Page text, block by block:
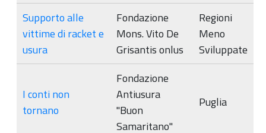
Supporto alle
vittime di racket e
usura
Fondazione
Mons. Vito De
Grisantis onlus
Regioni
Meno
Sviluppate
I conti non
tornano
Fondazione
Antiusura
"Buon
Samaritano"
Puglia